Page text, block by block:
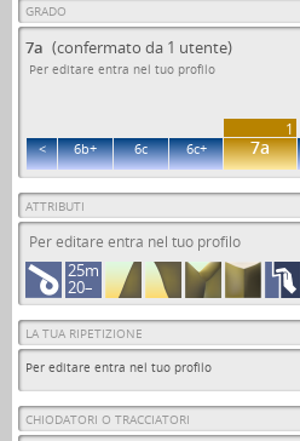
GRADO
7a (confermato da 1 utente)
Per editare entra nel tuo profilo
1
< 6b+ 6c 6c+ 7a
ATTRIBUTI
Per editare entra nel tuo profilo
25m
20–
LA TUA RIPETIZIONE
Per editare entra nel tuo profilo
CHIODATORI O TRACCIATORI